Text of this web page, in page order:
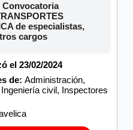
Convocatoria
de especialistas,
cargos
el 23/02/2024
de: Administración,
civil, Inspectores